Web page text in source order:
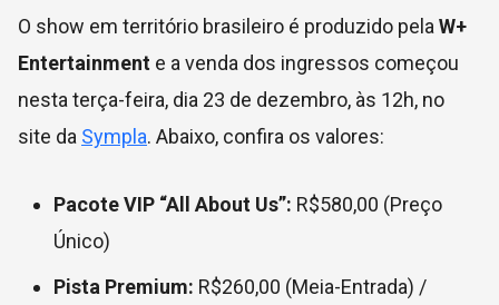
O show em território brasileiro é produzido pela W+
Entertainment e a venda dos ingressos começou
nesta terça-feira, dia 23 de dezembro, às 12h, no
site da Sympla. Abaixo, confira os valores:
Pacote VIP “All About Us”: R$580,00 (Preço
Único)
Pista Premium: R$260,00 (Meia-Entrada) /